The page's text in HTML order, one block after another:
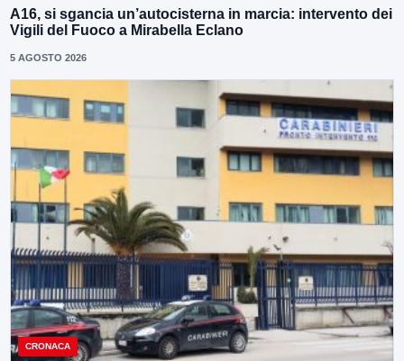
A16, si sgancia un’autocisterna in marcia: intervento dei
Vigili del Fuoco a Mirabella Eclano
5 AGOSTO 2026
CRONACA